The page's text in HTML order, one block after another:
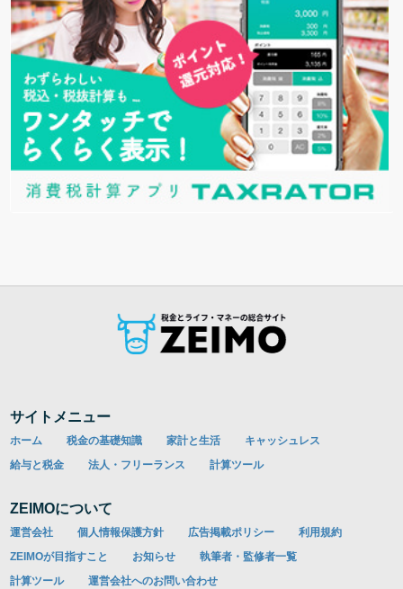
サイトメニュー
ホーム 税金の基礎知識 家計と生活
キャッシュレス
給与と税金
法人・フリーランス 計算ツール
ZEIMOについて
運営会社 個人情報保護方針 広告掲載ポリシー
利用規約
ZEIMOが目指すこと
お知らせ
執筆者・監修者一覧
計算ツール
運営会社へのお問い合わせ